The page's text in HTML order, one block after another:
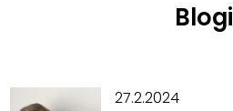
Blogi
27.2.2024